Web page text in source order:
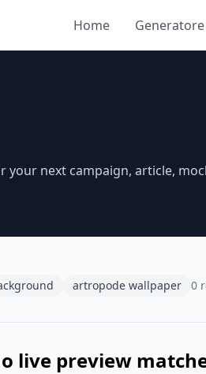
Home
next campaign, article,
artropode wallpaper 0
live preview